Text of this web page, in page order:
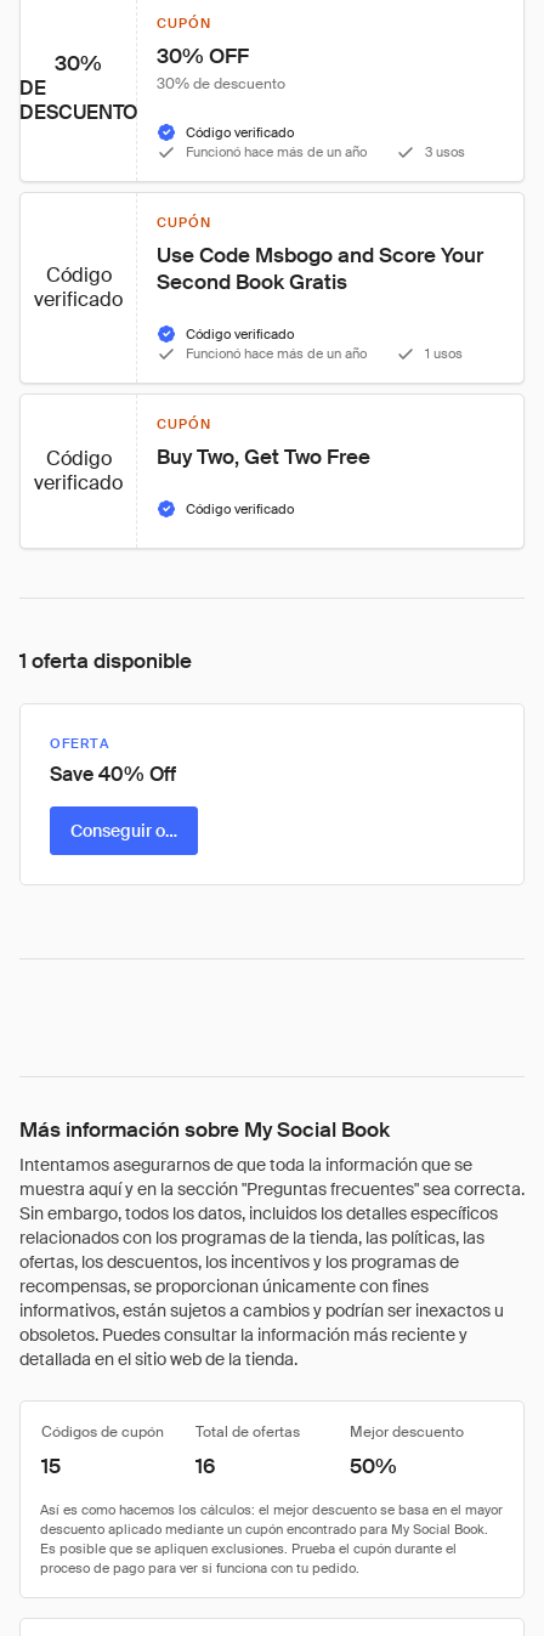
30%
DE
DESCUENTO
CUPÓN
30% OFF
30% de descuento
Código verificado
Funcionó hace más de un año
3 usos
Código
verificado
CUPÓN
Use Code Msbogo and Score Your
Second Book Gratis
Código verificado
Funcionó hace más de un año
1 usos
Código
verificado
CUPÓN
Buy Two, Get Two Free
Código verificado
1 oferta disponible
OFERTA
Save 40% Off
Conseguir oferta
Más información sobre My Social Book
Intentamos asegurarnos de que toda la información que se
muestra aquí y en la sección "Preguntas frecuentes" sea correcta.
Sin embargo, todos los datos, incluidos los detalles específicos
relacionados con los programas de la tienda, las políticas, las
ofertas, los descuentos, los incentivos y los programas de
recompensas, se proporcionan únicamente con fines
informativos, están sujetos a cambios y podrían ser inexactos u
obsoletos. Puedes consultar la información más reciente y
detallada en el sitio web de la tienda.
Códigos de cupón Total de ofertas Mejor descuento
15 16 50%